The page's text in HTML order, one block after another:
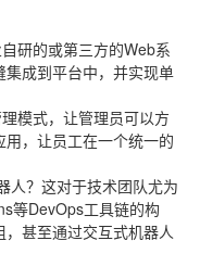
研的或第三方的Web系
成到平台中，并实现单
模式，让管理员可以方
，让员工在一个统一的
人？这对于技术团队尤为
等DevOps工具链的构
甚至通过交互式机器人